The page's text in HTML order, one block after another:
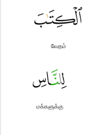
வேதம்
மக்களுக்கு